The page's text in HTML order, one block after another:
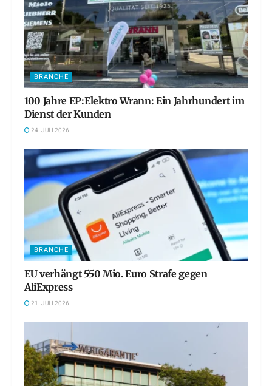
BRANCHE
100 Jahre EP:Elektro Wrann: Ein Jahrhundert im
Dienst der Kunden
24. JULI 2026
BRANCHE
EU verhängt 550 Mio. Euro Strafe gegen
AliExpress
21. JULI 2026